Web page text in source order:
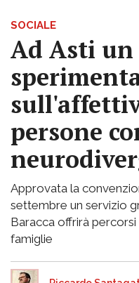
SOCIALE
Ad Asti
persone
Approvata la
settembre un servizio
Baracca offrirà
famiglie